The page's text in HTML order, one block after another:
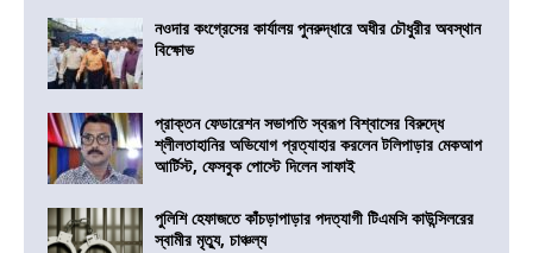
নওদার কংগ্রেসের কার্যালয় পুনরুদ্ধারে অধীর চৌধুরীর অবস্থান
বিক্ষোভ
প্রাক্তন ফেডারেশন সভাপতি স্বরূপ বিশ্বাসের বিরুদ্ধে
শ্লীলতাহানির অভিযোগ প্রত্যাহার করলেন টলিপাড়ার মেকআপ
আর্টিস্ট, ফেসবুক পোস্টে দিলেন সাফাই
পুলিশি হেফাজতে কাঁচড়াপাড়ার পদত্যাগী টিএমসি কাউন্সিলরের
স্বামীর মৃত্যু, চাঞ্চল্য